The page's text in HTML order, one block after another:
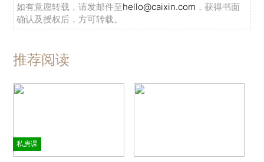
如有意愿转载，请发邮件至hello@caixin.com ，获得书面
确认及授权后，方可转载。
推荐阅读
私房课